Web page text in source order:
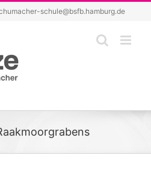
schule@bsfb.hamburg.de